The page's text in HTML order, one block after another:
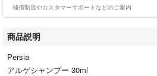
補償制度やカスタマーサポートなどのご案内
商品説明
Persia
アルゲシャンプー 30ml